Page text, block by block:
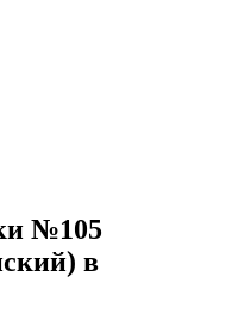
№105
в